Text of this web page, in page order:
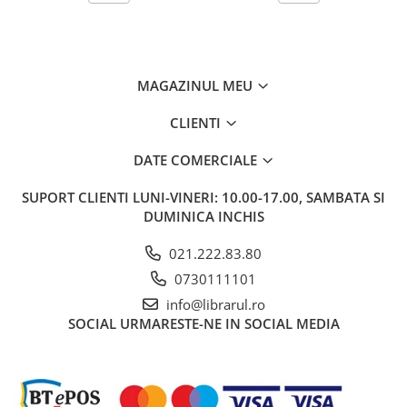
Carti de colorat pentru adulti
Casa, gradina
Istoria comunismului
MAGAZINUL MEU
CLIENTI
DATE COMERCIALE
SUPORT CLIENTI LUNI-VINERI: 10.00-17.00, SAMBATA SI
DUMINICA INCHIS
021.222.83.80
0730111101
info@librarul.ro
SOCIAL URMARESTE-NE IN SOCIAL MEDIA